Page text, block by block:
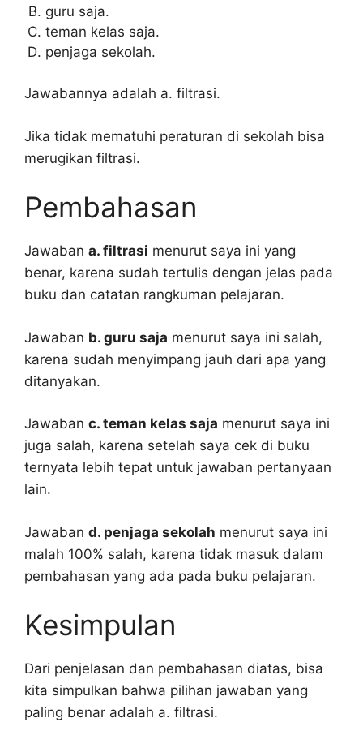
guru saja.
teman kelas saja.
penjaga sekolah.
Jawabannya adalah a. filtrasi.
Jika tidak mematuhi peraturan di sekolah bisa
merugikan filtrasi.
Pembahasan
Jawaban a. filtrasi menurut saya ini yang
benar, karena sudah tertulis dengan jelas pada
buku dan catatan rangkuman pelajaran.
Jawaban b. guru saja menurut saya ini salah,
karena sudah menyimpang jauh dari apa yang
ditanyakan.
Jawaban c. teman kelas saja menurut saya ini
juga salah, karena setelah saya cek di buku
ternyata lebih tepat untuk jawaban pertanyaan
lain.
Jawaban d. penjaga sekolah menurut saya ini
malah 100% salah, karena tidak masuk dalam
pembahasan yang ada pada buku pelajaran.
Kesimpulan
Dari penjelasan dan pembahasan diatas, bisa
kita simpulkan bahwa pilihan jawaban yang
paling benar adalah a. filtrasi.